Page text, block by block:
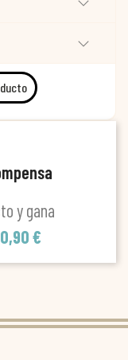
y gana
0,90 €